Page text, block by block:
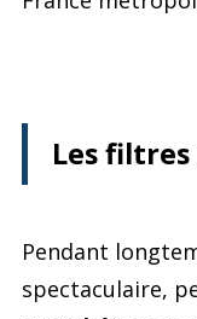
Les
Pendant
spectaculaire,